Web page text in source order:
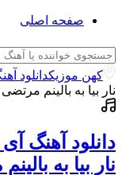
صفحه اصلی
کهن موزیکدانلود
نار بیا به بالینم مرتضی
دانلود آهنگ آی
نار بیا به